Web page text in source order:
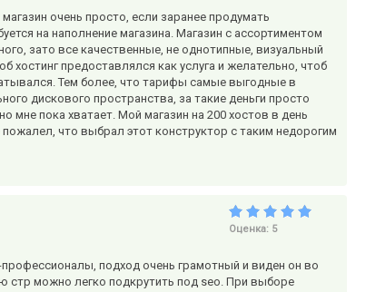
очень просто, если заранее продумать
на наполнение магазина. Магазин с ассортиментом
зато все качественные, не однотипные, визуальный
предоставлялся как услуга и желательно, чтоб
Тем более, что тарифы самые выгодные в
дискового пространства, за такие деньги просто
пока хватает. Мой магазин на 200 хостов в день
что выбрал этот конструктор с таким недорогим
Оценка: 5
подход очень грамотный и виден он во
стр можно легко подкрутить под seo. При выборе